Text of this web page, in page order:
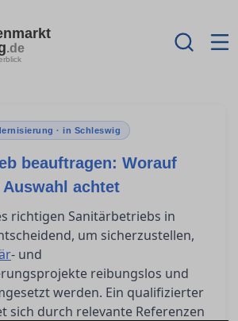
.de
· in Schleswig
beauftragen: Worauf
achtet
richtigen Sanitärbetriebs in
um sicherzustellen,
- und
reibungslos und
werden. Ein qualifizierter
sich durch relevante Referenzen